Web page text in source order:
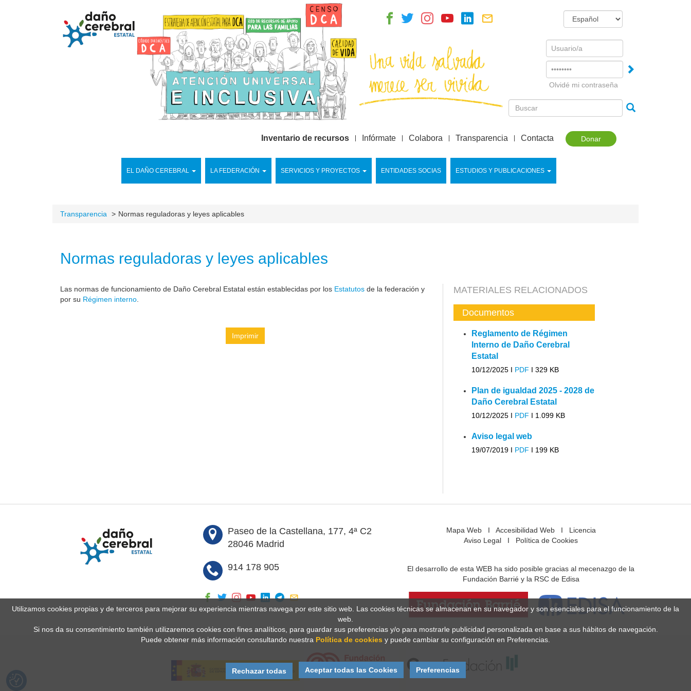
Username
Olvidé mi contraseña
Donar
EL DAÑO CEREBRAL LA FEDERACIÓN SERVICIOS Y PROYECTOS ENTIDADES SOCIAS ESTUDIOS Y PUBLICACIONES
Inventario de recursos Infórmate Colabora Transparencia Contacta
Transparencia Normas reguladoras y leyes aplicables
Normas reguladoras y leyes aplicables
Las normas de funcionamiento de Daño Cerebral Estatal están establecidas por los Estatutos de la federación y
por su Régimen interno
Imprimir
MATERIALES RELACIONADOS
Documentos
Reglamento de Régimen
Interno de Daño Cerebral
Estatal
10/12/2025 I PDF I 329 KB
Plan de igualdad 2025 - 2028 de
Daño Cerebral Estatal
10/12/2025 I PDF I 1.099 KB
Aviso legal web
19/07/2019 I PDF I 199 KB
Paseo de la Castellana, 177, 4ª C2
28046 Madrid
914 178 905
Mapa WebI Accesibilidad WebI Licencia
Aviso Legal I Política de Cookies
El desarrollo de esta WEB ha sido posible gracias al mecenazgo de la
Fundación Barrié y la RSC de Edisa
Utilizamos cookies propias y de terceros para mejorar su experiencia mientras navega por este sitio web. Las cookies técnicas se almacenan en su navegador y son esenciales para el funcionamiento de la
web.
Si nos da su consentimiento también utilizaremos cookies con fines analíticos, para guardar sus preferencias y/o para mostrarle publicidad personalizada en base a sus hábitos de navegación.
Puede obtener más información consultando nuestra Política de cookies y puede cambiar su configuración en Preferencias.
Rechazar todas Aceptar todas las Cookies Preferencias